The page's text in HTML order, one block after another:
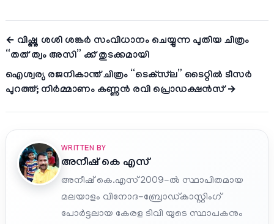
← വിഷ്ണു ശശി ശങ്കർ സംവിധാനം ചെയ്യുന്ന പുതിയ ചിത്രം
“തത് ത്വം അസി” ക്ക് തുടക്കമായി
ഐശ്വര്യ രജനികാന്ത് ചിത്രം “ടെക്‌സ്‌ല” ടൈറ്റിൽ ടീസർ
പുറത്ത്; നിർമ്മാണം കണ്ണൻ രവി പ്രൊഡക്ഷൻസ് →
WRITTEN BY
അനീഷ്‌ കെ എസ്
അനീഷ് കെ.എസ് 2009-ൽ സ്ഥാപിതമായ
മലയാളം വിനോദ-ബ്രോഡ്കാസ്റ്റിംഗ്
പോർട്ടലായ കേരള ടിവി യുടെ സ്ഥാപകനും